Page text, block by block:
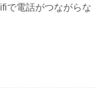
で電話がつながらな